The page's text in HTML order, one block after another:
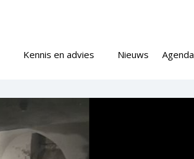
Kennis en advies Nieuws Agenda